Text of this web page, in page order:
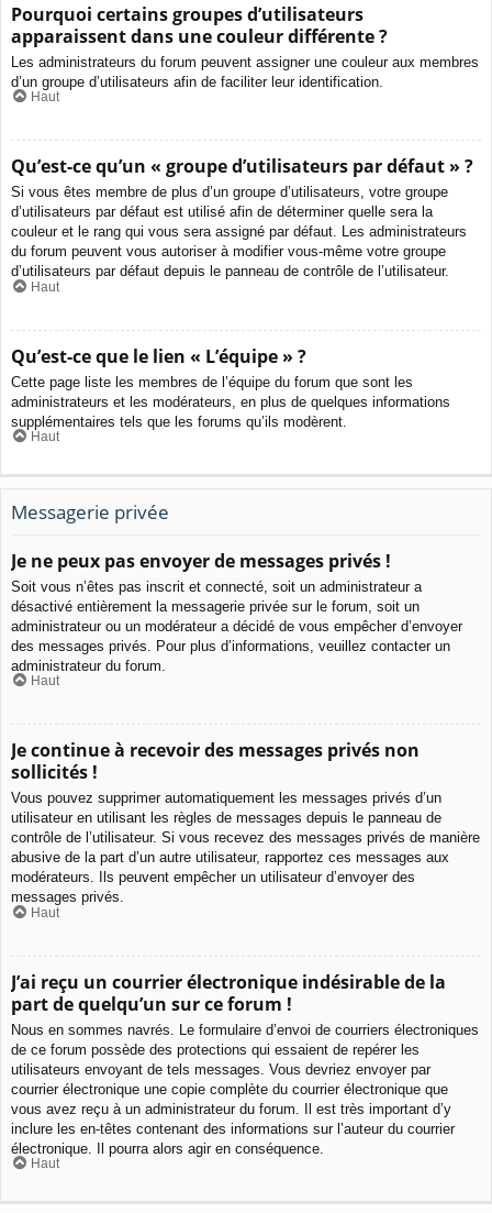
Pourquoi certains groupes d’utilisateurs
apparaissent dans une couleur différente ?
Les administrateurs du forum peuvent assigner une couleur aux membres
d’un groupe d’utilisateurs afin de faciliter leur identification.
Haut
Qu’est-ce qu’un « groupe d’utilisateurs par défaut » ?
Si vous êtes membre de plus d’un groupe d’utilisateurs, votre groupe
d’utilisateurs par défaut est utilisé afin de déterminer quelle sera la
couleur et le rang qui vous sera assigné par défaut. Les administrateurs
du forum peuvent vous autoriser à modifier vous-même votre groupe
d’utilisateurs par défaut depuis le panneau de contrôle de l’utilisateur.
Haut
Qu’est-ce que le lien « L’équipe » ?
Cette page liste les membres de l’équipe du forum que sont les
administrateurs et les modérateurs, en plus de quelques informations
supplémentaires tels que les forums qu’ils modèrent.
Haut
Messagerie privée
Je ne peux pas envoyer de messages privés !
Soit vous n’êtes pas inscrit et connecté, soit un administrateur a
désactivé entièrement la messagerie privée sur le forum, soit un
administrateur ou un modérateur a décidé de vous empêcher d’envoyer
des messages privés. Pour plus d’informations, veuillez contacter un
administrateur du forum.
Haut
Je continue à recevoir des messages privés non
sollicités !
Vous pouvez supprimer automatiquement les messages privés d’un
utilisateur en utilisant les règles de messages depuis le panneau de
contrôle de l’utilisateur. Si vous recevez des messages privés de manière
abusive de la part d’un autre utilisateur, rapportez ces messages aux
modérateurs. Ils peuvent empêcher un utilisateur d’envoyer des
messages privés.
Haut
J’ai reçu un courrier électronique indésirable de la
part de quelqu’un sur ce forum !
Nous en sommes navrés. Le formulaire d’envoi de courriers électroniques
de ce forum possède des protections qui essaient de repérer les
utilisateurs envoyant de tels messages. Vous devriez envoyer par
courrier électronique une copie complète du courrier électronique que
vous avez reçu à un administrateur du forum. Il est très important d’y
inclure les en-têtes contenant des informations sur l’auteur du courrier
électronique. Il pourra alors agir en conséquence.
Haut